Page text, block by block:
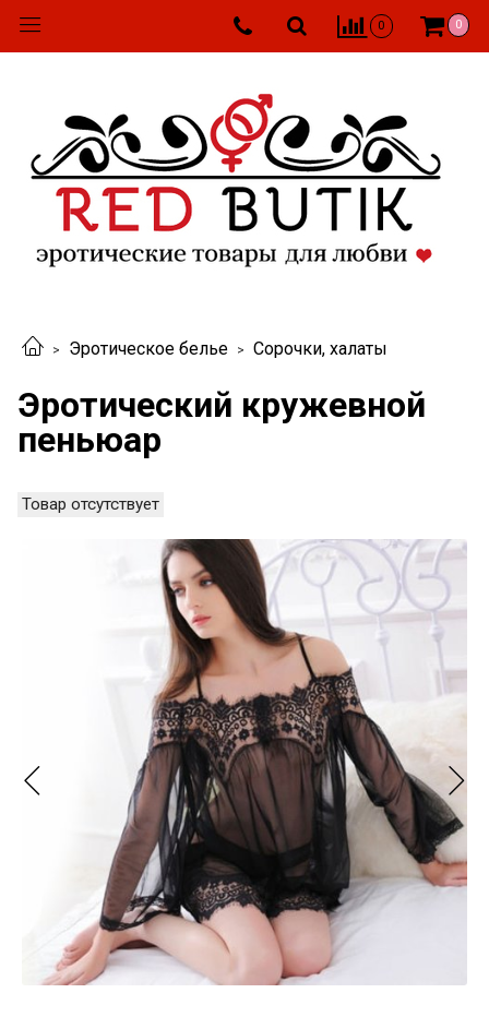
0 0
Эротическое белье Сорочки, халаты
Эротический кружевной
пеньюар
Товар отсутствует